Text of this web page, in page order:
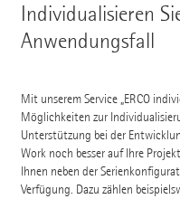
Individualisieren
Anwendungsfall
Mit unserem Service „ERCO
Möglichkeiten zur
Unterstützung bei der
Work noch besser auf Ihre
Ihnen neben der
Verfügung. Dazu zählen